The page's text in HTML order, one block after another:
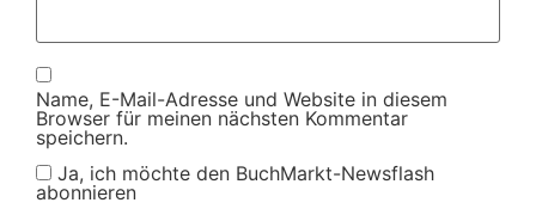
Name, E-Mail-Adresse und Website in diesem
Browser für meinen nächsten Kommentar
speichern.
Ja, ich möchte den BuchMarkt-Newsflash
abonnieren